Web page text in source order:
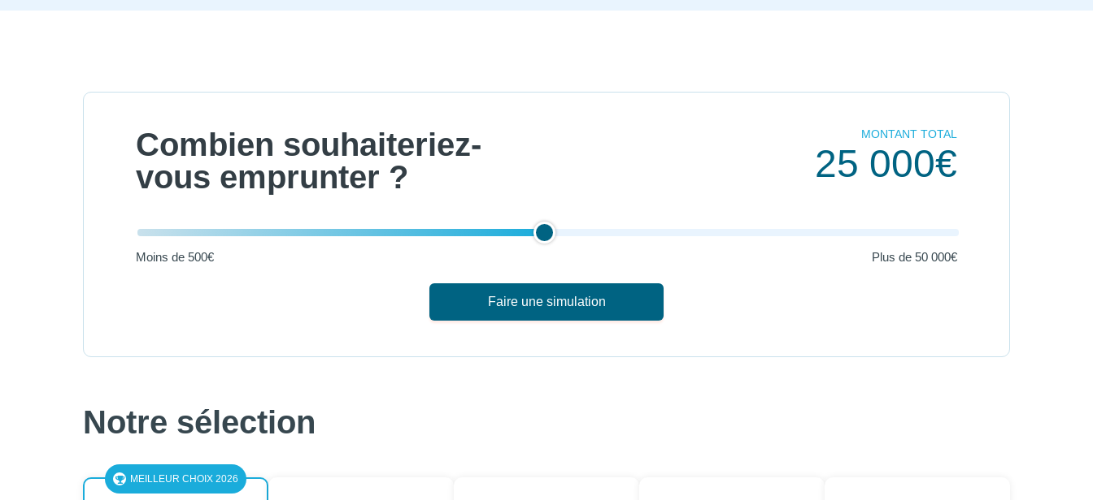
Combien souhaiteriez-
vous emprunter ?
MONTANT TOTAL
25 000€
Moins de 500€ Plus de 50 000€
Faire une simulation
Notre sélection
MEILLEUR CHOIX 2026